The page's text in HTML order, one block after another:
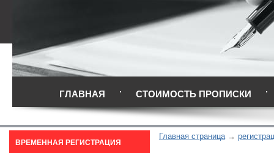
ГЛАВНАЯ СТОИМОСТЬ ПРОПИСКИ
Главная страница
ВРЕМЕННАЯ РЕГИСТРАЦИЯ